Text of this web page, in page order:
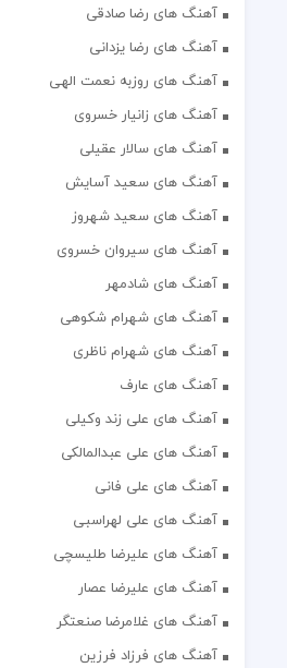
آهنگ های رضا صادقی
آهنگ های رضا یزدانی
آهنگ های روزبه نعمت الهی
آهنگ های زانیار خسروی
آهنگ های سالار عقیلی
آهنگ های سعید آسایش
آهنگ های سعید شهروز
آهنگ های سیروان خسروی
آهنگ های شادمهر
آهنگ های شهرام شکوهی
آهنگ های شهرام ناظری
آهنگ های عارف
آهنگ های علی زند وکیلی
آهنگ های علی عبدالمالکی
آهنگ های علی فانی
آهنگ های علی لهراسبی
آهنگ های علیرضا طلیسچی
آهنگ های علیرضا عصار
آهنگ های غلامرضا صنعتگر
آهنگ های فرزاد فرزین